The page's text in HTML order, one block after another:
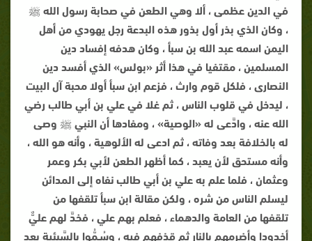
في الدين عظمى ، ألا وهي الطعن في صحابة رسول الله ﷺ
، وكان الذي بذر أول بذور هذه البدعة رجل يهودي من أهل
اليمن اسمه عبد الله بن سبأ ، وكان هدفه إفساد دين
المسلمين ، مقتفيا في هذا أثر «بولس» الذي أفسد دين
النصارى ، فلكل قوم وارث ، فزعم ابن سبأ أولا محبة آل البيت
، ليدخل في قلوب الناس ، ثم غلا في علي بن أبي طالب رضي
الله عنه ، وادَّعى له «الوصية» ، ومفادها أن النبي ﷺ وصى
له بالخلافة بعد وفاته ، ثم ادعى له الألوهية ، وأنه هو الله ،
وأنه مستحق لأن يعبد ، كما أظهر الطعن لأبي بكر وعمر
وعثمان ، فلما علم به علي بن أبي طالب نفاه إلى المدائن
ليسلم الناس من شره ، ولكن مقالة ابن سبأ تلقفها من
تلقفها من العامة والدهماء ، فعلم بهم علي ، فخدَّ لهم عليٌّ
أخدودا وأضرمهم بالنار ثم قذفهم فيه ، وسُـمُّوا بالسَّبئية بعد